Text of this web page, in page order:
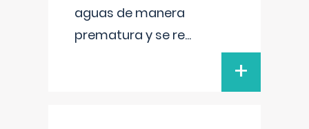
aguas de manera
prematura y se re...
+